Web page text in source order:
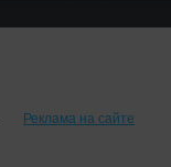
Реклама на сайте